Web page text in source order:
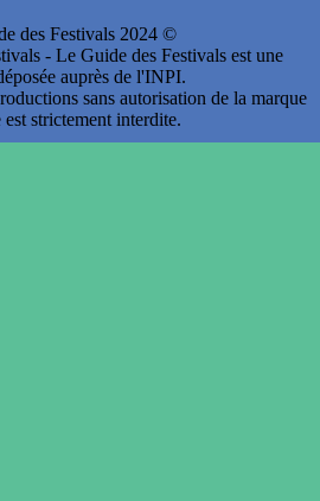
des Festivals 2024 ©
- Le Guide des Festivals est une
auprès de l'INPI.
sans autorisation de la marque
est strictement interdite.